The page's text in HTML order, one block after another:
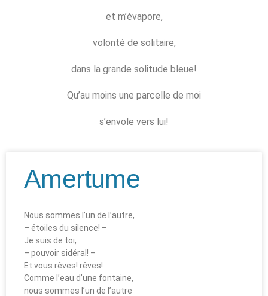
et m’évapore,
volonté de solitaire,
dans la grande solitude bleue!
Qu’au moins une parcelle de moi
s’envole vers lui!
Amertume
Nous sommes l’un de l’autre,
– étoiles du silence! –
Je suis de toi,
– pouvoir sidéral! –
Et vous rêves! rêves!
Comme l’eau d’une fontaine,
nous sommes l’un de l’autre